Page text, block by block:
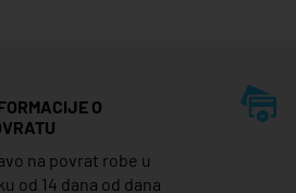
O
na povrat robe u
od 14 dana od dana